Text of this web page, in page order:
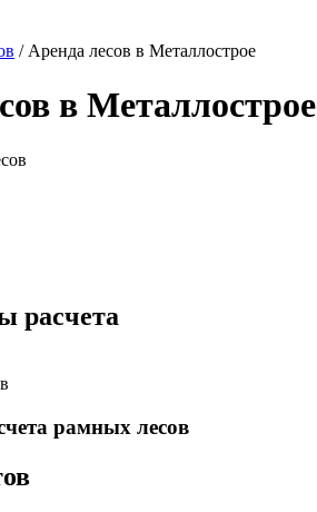
/ Аренда лесов в Металлострое
в Металлострое
расчета
рамных лесов